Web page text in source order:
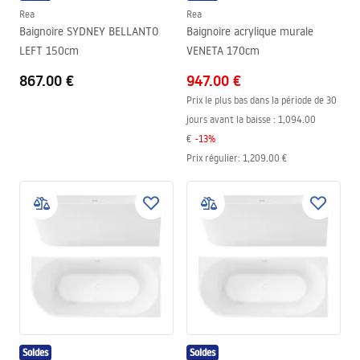
Rea
Baignoire SYDNEY BELLANTO
LEFT 150cm
867.00 €
Rea
Baignoire acrylique murale
VENETA 170cm
947.00 €
Prix le plus bas dans la période de 30
jours avant la baisse : 1,094.00
€ -13%
Prix régulier: 1,209.00 €
Soldes Soldes